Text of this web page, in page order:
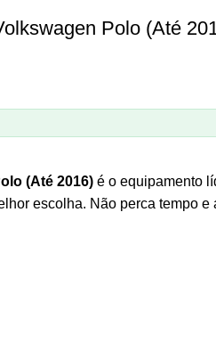
Polo (Até
(Até 2016) é o equipamento
escolha. Não perca tempo e